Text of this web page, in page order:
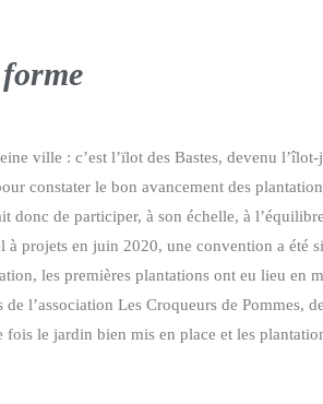
ville : c’est l’ïlot des Bastes, devenu
constater le bon avancement des
de participer, à son échelle, à
projets en juin 2020, une convention a été
les premières plantations ont eu lieu en
l’association Les Croqueurs de Pommes,
le jardin bien mis en place et les